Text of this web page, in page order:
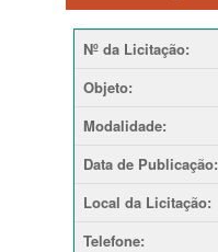
Nº da Licitação:
Objeto:
Modalidade:
Data de Publicação:
Local da Licitação:
Telefone: